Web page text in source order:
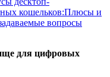
кошельков:Плюсы и
вопросы
для цифровых